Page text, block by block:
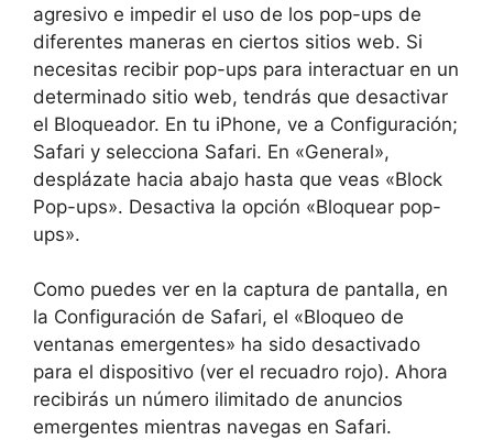
agresivo e impedir el uso de los pop-ups de
diferentes maneras en ciertos sitios web. Si
necesitas recibir pop-ups para interactuar en un
determinado sitio web, tendrás que desactivar
el Bloqueador. En tu iPhone, ve a Configuración;
Safari y selecciona Safari. En «General»,
desplázate hacia abajo hasta que veas «Block
Pop-ups». Desactiva la opción «Bloquear pop-
ups».
Como puedes ver en la captura de pantalla, en
la Configuración de Safari, el «Bloqueo de
ventanas emergentes» ha sido desactivado
para el dispositivo (ver el recuadro rojo). Ahora
recibirás un número ilimitado de anuncios
emergentes mientras navegas en Safari.